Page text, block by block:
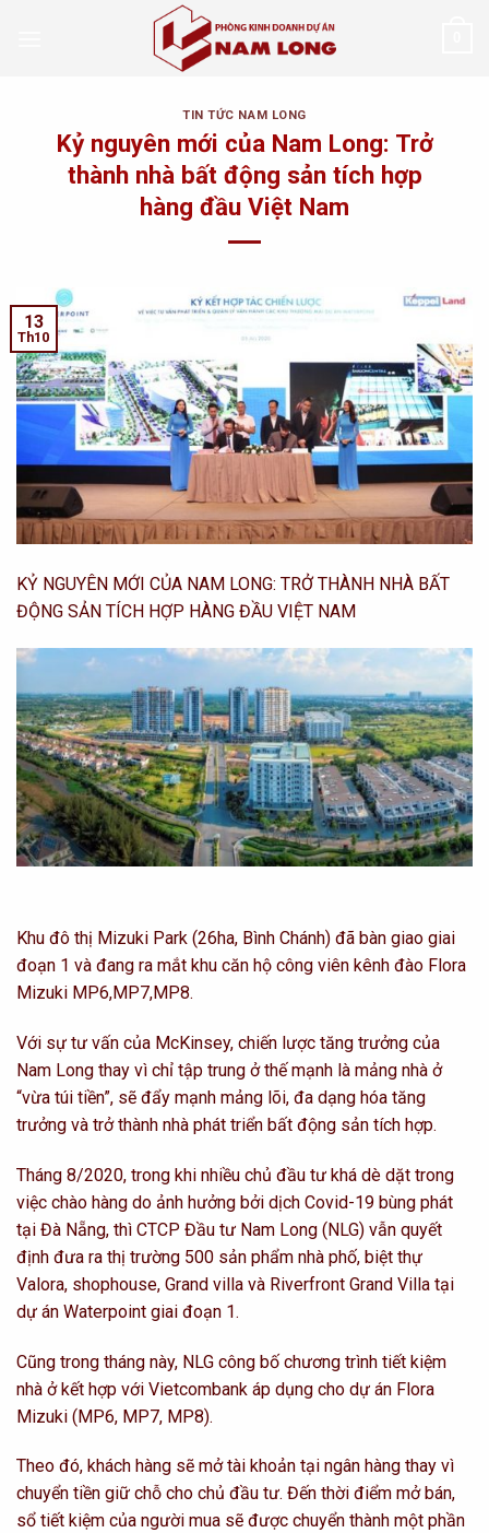
TIN TỨC NAM LONG
Kỷ nguyên mới của Nam Long: Trở
thành nhà bất động sản tích hợp
hàng đầu Việt Nam
13
Th10
KỶ NGUYÊN MỚI CỦA NAM LONG: TRỞ THÀNH NHÀ BẤT
ĐỘNG SẢN TÍCH HỢP HÀNG ĐẦU VIỆT NAM
Khu đô thị Mizuki Park (26ha, Bình Chánh) đã bàn giao giai
đoạn 1 và đang ra mắt khu căn hộ công viên kênh đào Flora
Mizuki MP6,MP7,MP8.
Với sự tư vấn của McKinsey, chiến lược tăng trưởng của
Nam Long thay vì chỉ tập trung ở thế mạnh là mảng nhà ở
“vừa túi tiền”, sẽ đẩy mạnh mảng lõi, đa dạng hóa tăng
trưởng và trở thành nhà phát triển bất động sản tích hợp.
Tháng 8/2020, trong khi nhiều chủ đầu tư khá dè dặt trong
việc chào hàng do ảnh hưởng bởi dịch Covid-19 bùng phát
tại Đà Nẵng, thì CTCP Đầu tư Nam Long (NLG) vẫn quyết
định đưa ra thị trường 500 sản phẩm nhà phố, biệt thự
Valora, shophouse, Grand villa và Riverfront Grand Villa tại
dự án Waterpoint giai đoạn 1.
Cũng trong tháng này, NLG công bố chương trình tiết kiệm
nhà ở kết hợp với Vietcombank áp dụng cho dự án Flora
Mizuki (MP6, MP7, MP8).
Theo đó, khách hàng sẽ mở tài khoản tại ngân hàng thay vì
chuyển tiền giữ chỗ cho chủ đầu tư. Đến thời điểm mở bán,
sổ tiết kiệm của người mua sẽ được chuyển thành một phần